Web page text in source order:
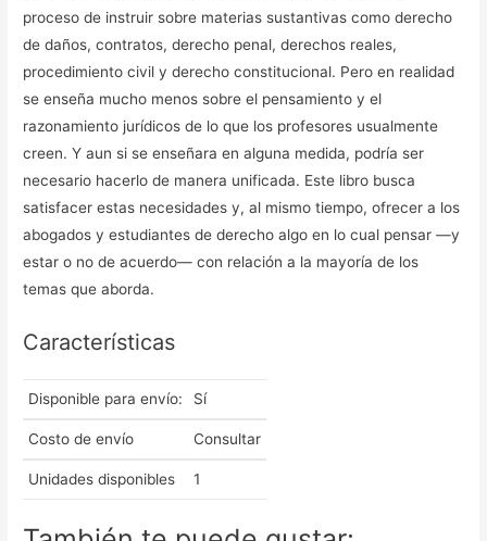
proceso de instruir sobre materias sustantivas como derecho
de daños, contratos, derecho pe­nal, derechos reales,
procedimiento civil y derecho constitucional. Pero en realidad
se enseña mucho menos sobre el pensamiento y el
razonamiento jurídicos de lo que los profesores usualmente
creen. Y aun si se enseñara en alguna medida, podría ser
necesario hacerlo de manera unificada. Este libro busca
satisfacer estas necesidades y, al mismo tiempo, ofrecer a los
abogados y es­tudiantes de derecho algo en lo cual pensar —y
estar o no de acuerdo— con relación a la mayoría de los
temas que aborda.
Características
Disponible para envío: Sí
Costo de envío Consultar
Unidades disponibles 1